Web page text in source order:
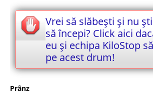
Vrei să slăbești și nu
să începi? Click aici
eu și echipa KiloStop
pe acest drum!
Prânz